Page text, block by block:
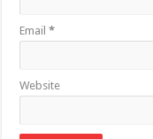
Email*
Website